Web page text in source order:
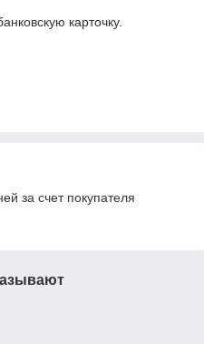
карточку.
за счет покупателя